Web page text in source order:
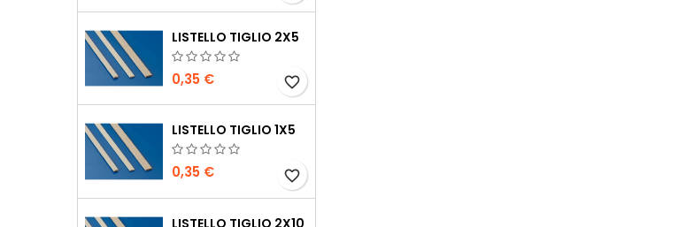
LISTELLO TIGLIO 2X5
0,35 € favorite_border
LISTELLO TIGLIO 1X5
0,35 € favorite_border
LISTELLO TIGLIO 2X10